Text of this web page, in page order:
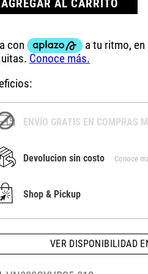
AGREGAR AL CARRITO
ENVÍO GRATIS EN COMPRAS
Devolucion sin costo Conoce
Shop & Pickup
VER DISPONIBILIDAD